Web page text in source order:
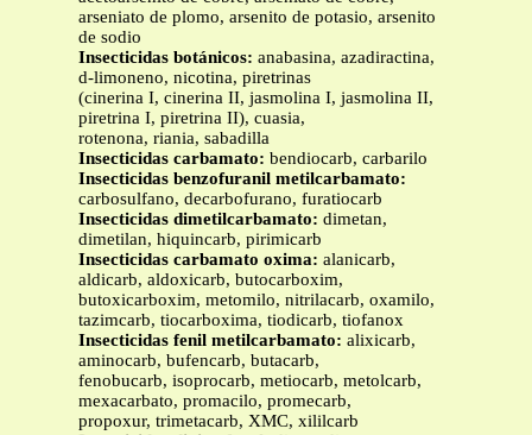
arseniato de plomo, arsenito de potasio, arsenito
de sodio
Insecticidas botánicos: anabasina, azadiractina,
d-limoneno, nicotina, piretrinas
(cinerina I, cinerina II, jasmolina I, jasmolina II,
piretrina I, piretrina II), cuasia,
rotenona, riania, sabadilla
Insecticidas carbamato: bendiocarb, carbarilo
Insecticidas benzofuranil metilcarbamato:
carbosulfano, decarbofurano, furatiocarb
Insecticidas dimetilcarbamato: dimetan,
dimetilan, hiquincarb, pirimicarb
Insecticidas carbamato oxima: alanicarb,
aldicarb, aldoxicarb, butocarboxim,
butoxicarboxim, metomilo, nitrilacarb, oxamilo,
tazimcarb, tiocarboxima, tiodicarb, tiofanox
Insecticidas fenil metilcarbamato: alixicarb,
aminocarb, bufencarb, butacarb,
fenobucarb, isoprocarb, metiocarb, metolcarb,
mexacarbato, promacilo, promecarb,
propoxur, trimetacarb, XMC, xililcarb